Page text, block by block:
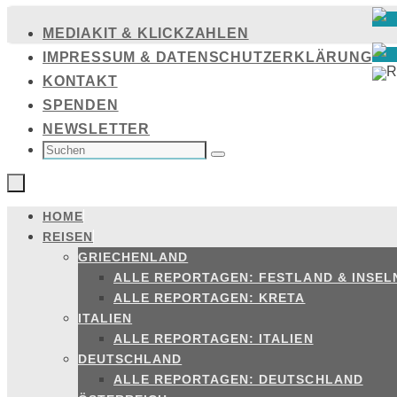
Inhalt
springen
MEDIAKIT & KLICKZAHLEN
IMPRESSUM & DATENSCHUTZERKLÄRUNG
KONTAKT
SPENDEN
NEWSLETTER
SUCHEN
NACH: Suchen
Zum
Inhalt
springen
HOME
REISEN
GRIECHENLAND
ALLE REPORTAGEN: FESTLAND &
ALLE REPORTAGEN: KRETA
ITALIEN
ALLE REPORTAGEN: ITALIEN
DEUTSCHLAND
ALLE REPORTAGEN: DEUTSCHLAND